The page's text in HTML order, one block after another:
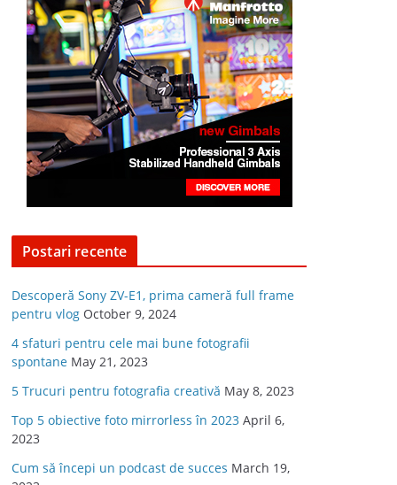
Postari recente
Descoperă Sony ZV-E1, prima cameră full frame
pentru vlog October 9, 2024
4 sfaturi pentru cele mai bune fotografii
spontane May 21, 2023
5 Trucuri pentru fotografia creativă May 8, 2023
Top 5 obiective foto mirrorless în 2023 April 6,
2023
Cum să începi un podcast de succes March 19,